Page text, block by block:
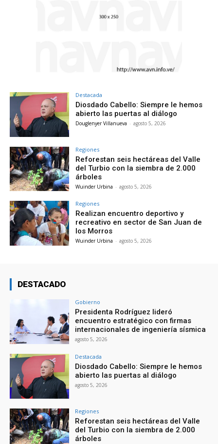
Destacada
Diosdado Cabello: Siempre le hemos
abierto las puertas al diálogo
Douglenyer Villanueva - agosto 5, 2026
Regiones
Reforestan seis hectáreas del Valle
del Turbio con la siembra de 2.000
árboles
Wuinder Urbina - agosto 5, 2026
Regiones
Realizan encuentro deportivo y
recreativo en sector de San Juan de
los Morros
Wuinder Urbina - agosto 5, 2026
DESTACADO
Gobierno
Presidenta Rodríguez lideró
encuentro estratégico con firmas
internacionales de ingeniería sísmica
agosto 5, 2026
Destacada
Diosdado Cabello: Siempre le hemos
abierto las puertas al diálogo
agosto 5, 2026
Regiones
Reforestan seis hectáreas del Valle
del Turbio con la siembra de 2.000
árboles